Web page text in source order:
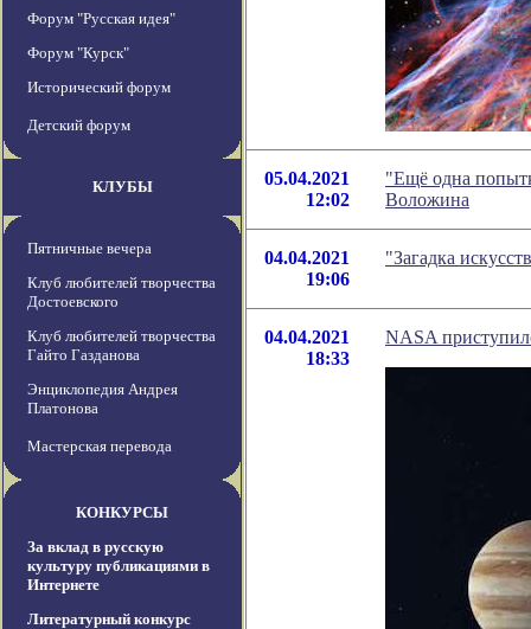
Форум "Русская идея"
Форум "Курск"
Исторический форум
Детский форум
КЛУБЫ
Пятничные вечера
Клуб любителей творчества
Достоевского
Клуб любителей творчества
Гайто Газданова
Энциклопедия Андрея
Платонова
Мастерская перевода
КОНКУРСЫ
За вклад в русскую
культуру публикациями в
Интернете
Литературный конкурс
05.04.2021
12:02
"Ещё одна
Воложина
04.04.2021
19:06
"Загадка
04.04.2021
18:33
NASA